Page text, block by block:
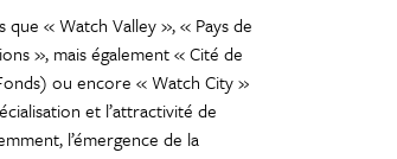
que « Watch Valley », « Pays de
», mais également « Cité de
ou encore « Watch City »
et l’attractivité de
l’émergence de la